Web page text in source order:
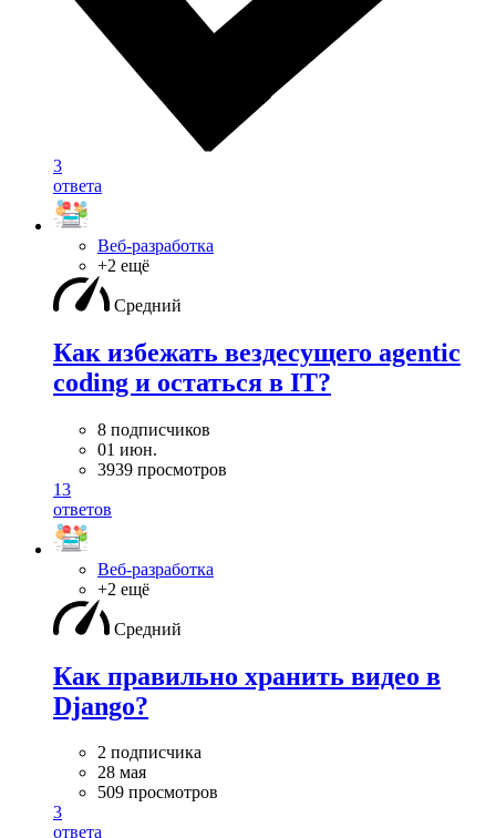
3
ответа
Веб-разработка
+2 ещё
Средний
Как избежать вездесущего agentic
coding и остаться в IT?
8 подписчиков
01 июн.
3939 просмотров
13
ответов
Веб-разработка
+2 ещё
Средний
Как правильно хранить видео в
Django?
2 подписчика
28 мая
509 просмотров
3
ответа